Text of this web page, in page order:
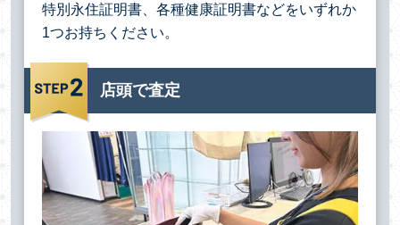
特別永住証明書、各種健康証明書などをいずれか
1つお持ちください。
店頭で査定